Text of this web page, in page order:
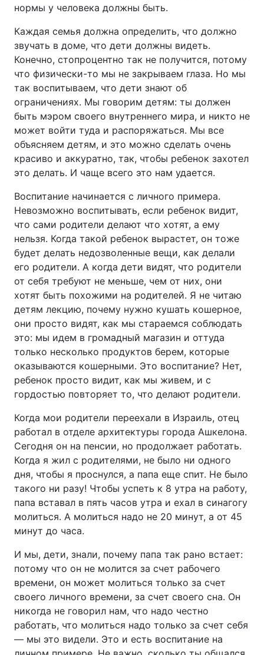
нормы у человека должны быть.
Каждая семья должна определить, что должно
звучать в доме, что дети должны видеть.
Конечно, стопроцентно так не получится, потому
что физически-то мы не закрываем глаза. Но мы
так воспитываем, что дети знают об
ограничениях. Мы говорим детям: ты должен
быть мэром своего внутреннего мира, и никто не
может войти туда и распоряжаться. Мы все
объясняем детям, и это можно сделать очень
красиво и аккуратно, так, чтобы ребенок захотел
это делать. И чаще всего это нам удается.
Воспитание начинается с личного примера.
Невозможно воспитывать, если ребенок видит,
что сами родители делают что хотят, а ему
нельзя. Когда такой ребенок вырастет, он тоже
будет делать недозволенные вещи, как делали
его родители. А когда дети видят, что родители
от себя требуют не меньше, чем от них, они
хотят быть похожими на родителей. Я не читаю
детям лекцию, почему нужно кушать кошерное,
они просто видят, как мы стараемся соблюдать
это: мы идем в громадный магазин и оттуда
только несколько продуктов берем, которые
оказываются кошерными. Это воспитание? Нет,
ребенок просто видит, как мы живем, и с
гордостью повторяет то, что делают родители.
Когда мои родители переехали в Израиль, отец
работал в отделе архитектуры города Ашкелона.
Сегодня он на пенсии, но продолжает работать.
Когда я жил с родителями, не было ни одного
дня, чтобы я проснулся, а папа еще спит. Не было
такого ни разу! Чтобы успеть к 8 утра на работу,
папа вставал в пять часов утра и ехал в синагогу
молиться. А молиться надо не 20 минут, а от 45
минут до часа.
И мы, дети, знали, почему папа так рано встает:
потому что он не молится за счет рабочего
времени, он может молиться только за счет
своего личного времени, за счет своего сна. Он
никогда не говорил нам, что надо честно
работать, что молиться надо только за счет себя
— мы это видели. Это и есть воспитание на